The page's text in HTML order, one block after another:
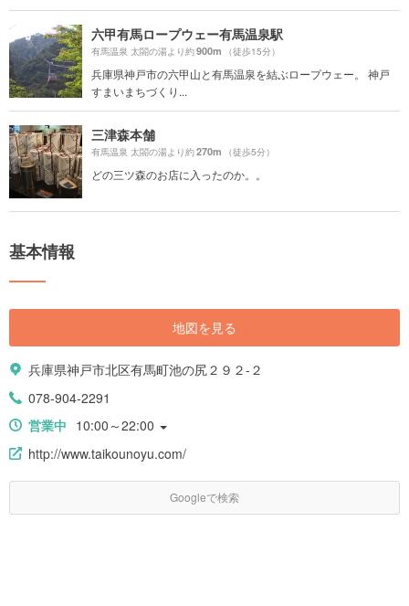
六甲有馬ロープウェー有馬温泉駅
有馬温泉 太閤の湯より約900m （徒歩15分）
兵庫県神戸市の六甲山と有馬温泉を結ぶロープウェー。 神戸
すまいまちづくり...
三津森本舗
有馬温泉 太閤の湯より約270m （徒歩5分）
どの三ツ森のお店に入ったのか。。
基本情報
地図を見る
兵庫県神戸市北区有馬町池の尻２９２-２
078-904-2291
営業中 10:00～22:00
http://www.taikounoyu.com/
Googleで検索